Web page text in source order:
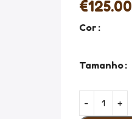
€125.00
Cor
Tamanho